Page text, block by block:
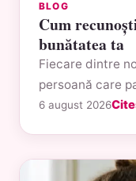
BLOG
Cum
bunătatea ta
Fiecare dintre
persoană care
6 august 2026